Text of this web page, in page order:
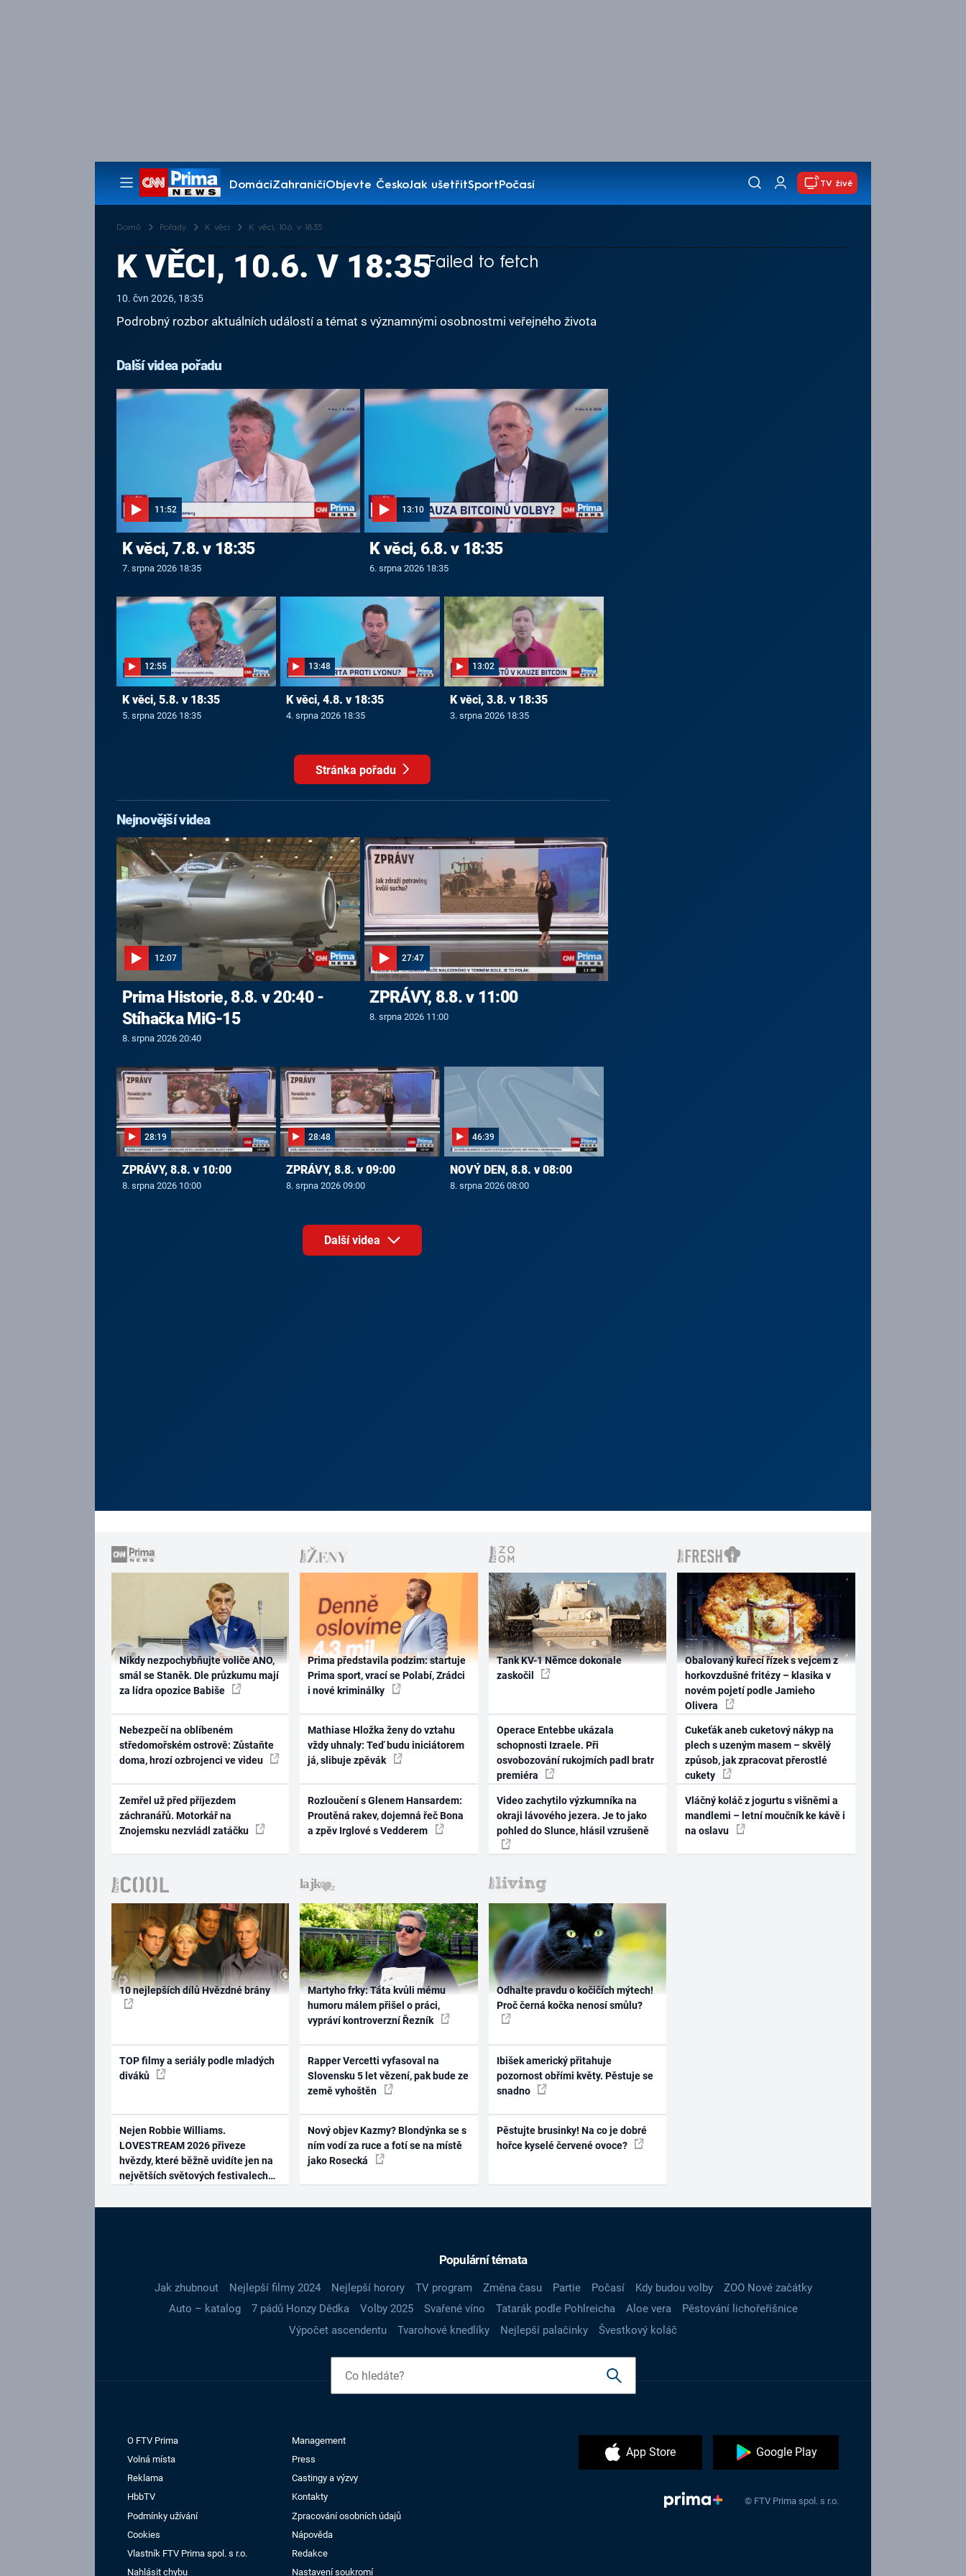
DomácíZahraničíObjevte ČeskoJak ušetřitSportPočasí
Pořady
TV živě
Domů Pořady K věci K věci, 10.6. v 18:35
Failed to fetch
K VĚCI, 10.6. V 18:35
10. čvn 2026, 18:35
Podrobný rozbor aktuálních událostí a témat s významnými osobnostmi veřejného života
Další videa pořadu
11:52
K věci, 7.8. v 18:35
7. srpna 2026 18:35
13:10
K věci, 6.8. v 18:35
6. srpna 2026 18:35
12:55
K věci, 5.8. v 18:35
5. srpna 2026 18:35
13:48
K věci, 4.8. v 18:35
4. srpna 2026 18:35
13:02
K věci, 3.8. v 18:35
3. srpna 2026 18:35
Stránka pořadu
Nejnovější videa
12:07
Prima Historie, 8.8. v 20:40 -
Stíhačka MiG-15
8. srpna 2026 20:40
27:47
ZPRÁVY, 8.8. v 11:00
8. srpna 2026 11:00
28:19
ZPRÁVY, 8.8. v 10:00
8. srpna 2026 10:00
28:48
ZPRÁVY, 8.8. v 09:00
8. srpna 2026 09:00
46:39
NOVÝ DEN, 8.8. v 08:00
8. srpna 2026 08:00
Další videa
Nikdy nezpochybňujte voliče ANO,
smál se Staněk. Dle průzkumu mají
za lídra opozice Babiše
Nebezpečí na oblíbeném
středomořském ostrově: Zůstaňte
doma, hrozí ozbrojenci ve videu
Zemřel už před příjezdem
záchranářů. Motorkář na
Znojemsku nezvládl zatáčku
Prima představila podzim: startuje
Prima sport, vrací se Polabí, Zrádci
i nové kriminálky
Mathiase Hložka ženy do vztahu
vždy uhnaly: Teď budu iniciátorem
já, slibuje zpěvák
Rozloučení s Glenem Hansardem:
Proutěná rakev, dojemná řeč Bona
a zpěv Irglové s Vedderem
Tank KV-1 Němce dokonale
zaskočil
Operace Entebbe ukázala
schopnosti Izraele. Při
osvobozování rukojmích padl bratr
premiéra
Video zachytilo výzkumníka na
okraji lávového jezera. Je to jako
pohled do Slunce, hlásil vzrušeně
Obalovaný kuřecí řízek s vejcem z
horkovzdušné fritézy – klasika v
novém pojetí podle Jamieho
Olivera
Cukeťák aneb cuketový nákyp na
plech s uzeným masem – skvělý
způsob, jak zpracovat přerostlé
cukety
Vláčný koláč z jogurtu s višněmi a
mandlemi – letní moučník ke kávě i
na oslavu
10 nejlepších dílů Hvězdné brány
TOP filmy a seriály podle mladých
diváků
Nejen Robbie Williams.
LOVESTREAM 2026 přiveze
hvězdy, které běžně uvidíte jen na
největších světových festivalech
Martyho frky: Táta kvůli mému
humoru málem přišel o práci,
vypráví kontroverzní Řezník
Rapper Vercetti vyfasoval na
Slovensku 5 let vězení, pak bude ze
země vyhoštěn
Nový objev Kazmy? Blondýnka se s
ním vodí za ruce a fotí se na místě
jako Rosecká
Odhalte pravdu o kočičích mýtech!
Proč černá kočka nenosí smůlu?
Ibišek americký přitahuje
pozornost obřími květy. Pěstuje se
snadno
Pěstujte brusinky! Na co je dobré
hořce kyselé červené ovoce?
Populární témata
Jak zhubnout Nejlepší filmy 2024 Nejlepší horory TV program Změna času Partie Počasí Kdy budou volby
ZOO Nové začátky
Auto – katalog
7 pádů Honzy Dědka Volby 2025 Svařené víno Tatarák podle Pohlreicha Aloe vera
Pěstování lichořeřišnice
Výpočet ascendentu
Tvarohové knedlíky Nejlepší palačinky Švestkový koláč
O FTV Prima
Management
Volná místa
Press
Reklama
Castingy a výzvy
HbbTV
Kontakty
Podmínky užívání
Zpracování osobních údajů
Cookies
Nápověda
Vlastník FTV Prima spol. s r.o.
Redakce
Nahlásit chybu
Nastavení soukromí
App Store Google Play
© FTV Prima spol. s r.o.